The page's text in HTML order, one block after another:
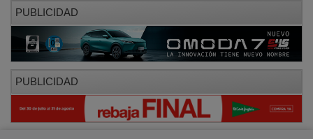
PUBLICIDAD
PUBLICIDAD